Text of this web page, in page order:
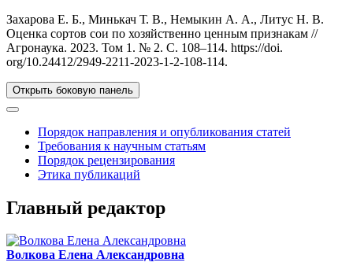
Захарова Е. Б., Минькач Т. В., Немыкин А. А., Литус Н. В.
Оценка сортов сои по хозяйственно ценным признакам //
Агронаука. 2023. Том 1. № 2. C. 108–114. https://doi.
org/10.24412/2949-2211-2023-1-2-108-114.
Открыть боковую панель
Порядок направления и опубликования статей
Требования к научным статьям
Порядок рецензирования
Этика публикаций
Главный редактор
Волкова Елена Александровна